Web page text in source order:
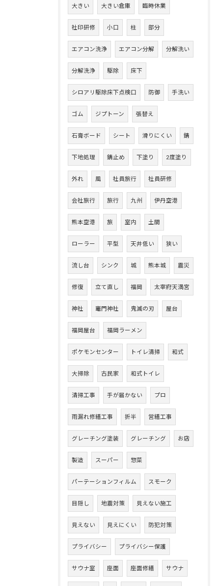
大きい 大きい倉庫 臨時休業
社印研修 小口 柱 部分
エアコン洗浄 エアコン分解 分解洗い
分解洗浄 駆除 床下
シロアリ駆除床下点検口 防御 手洗い
ゴム ジプトーン 張替え
石膏ボード シート 滑りにくい 錆
下地処理 錆止め 下塗り 2度塗り
外れ 風 社員旅行 社員研修
会社旅行 旅行 九州 伊丹空港
熊本空港 旅 室内 土間
ローラー 平型 天井低い 狭い
流し台 シンク 城 熊本城 震災
修復 立て直し 福岡 太宰府天満宮
神社 竈門神社 鬼滅の刃 屋台
福岡屋台 福岡ラーメン
ポケモンセンター トイレ清掃 和式
大掃除 古民家 和式トイレ
清掃工事 手が届かない プロ
雨漏れ修繕工事 折半 営繕工事
グレーチング塗装 グレーチング お店
製造 スーパー 惣菜
パーテーションフィルム スモーク
目隠し 地震対策 見えない施工
見えない 見えにくい 防犯対策
プライバシー プライバシー保護
サウナ室 座面 座面修繕 サウナ